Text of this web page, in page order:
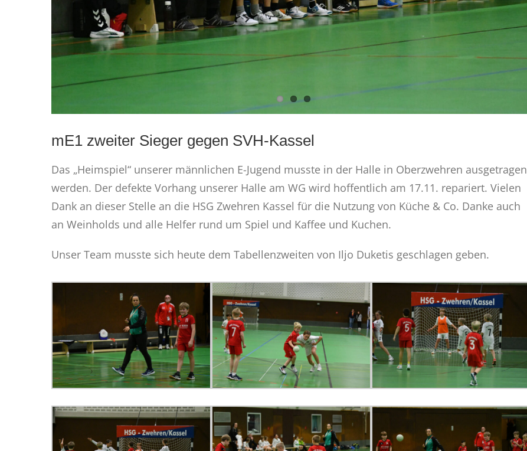
mE1 zweiter Sieger gegen SVH-Kassel
Das „Heimspiel“ unserer männlichen E-Jugend musste in der Halle in Oberzwehren ausgetragen
werden. Der defekte Vorhang unserer Halle am WG wird hoffentlich am 17.11. repariert. Vielen
Dank an dieser Stelle an die HSG Zwehren Kassel für die Nutzung von Küche & Co. Danke auch
an Weinholds und alle Helfer rund um Spiel und Kaffee und Kuchen.
Unser Team musste sich heute dem Tabellenzweiten von Iljo Duketis geschlagen geben.